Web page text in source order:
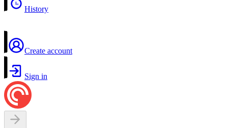
History
Create account
Sign in